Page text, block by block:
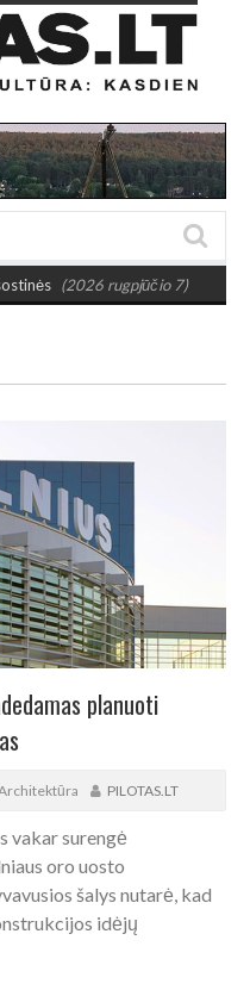
7) PUSIAUSVYROS
planuoti
PILOTAS.LT
vakar surengė
oro uosto
šalys nutarė, kad
idėjų